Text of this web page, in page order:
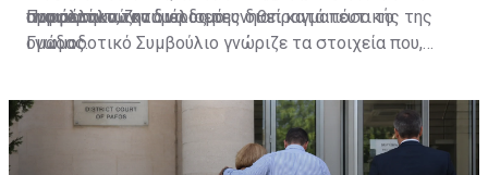
προσωπικού και μέλος της διαπραγματευτικής της
ομάδας.
συμφερόντων.
αναιρέσουν τον διορισμό.
Παράλληλα, ζητά να διερευνηθεί κατά πόσο το
Γνωμοδοτικό Συμβούλιο γνώριζε τα στοιχεία που,
ασύμβατο με τις προϋποθέσεις επιλογής και, εφόσον
προκύπτουν ευθύνες, αυτές να αποδοθούν.